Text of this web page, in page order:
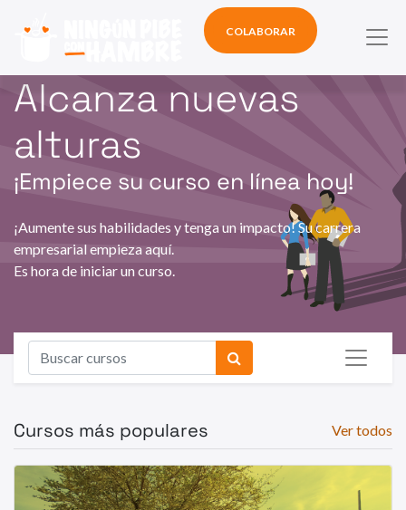
COLABORAR
Alcanza nuevas
alturas
¡Empiece su curso en línea hoy!
¡Aumente sus habilidades y tenga un impacto! Su carrera
empresarial empieza aquí.
Es hora de iniciar un curso.
Ver todos
Cursos más populares